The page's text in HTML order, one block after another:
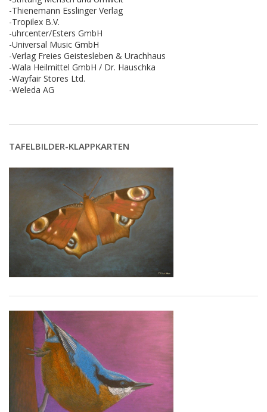
-Thienemann Esslinger Verlag
-Tropilex B.V.
-uhrcenter/Esters GmbH
-Universal Music GmbH
-Verlag Freies Geistesleben & Urachhaus
-Wala Heilmittel GmbH / Dr. Hauschka
-Wayfair Stores Ltd.
-Weleda AG
TAFELBILDER-KLAPPKARTEN